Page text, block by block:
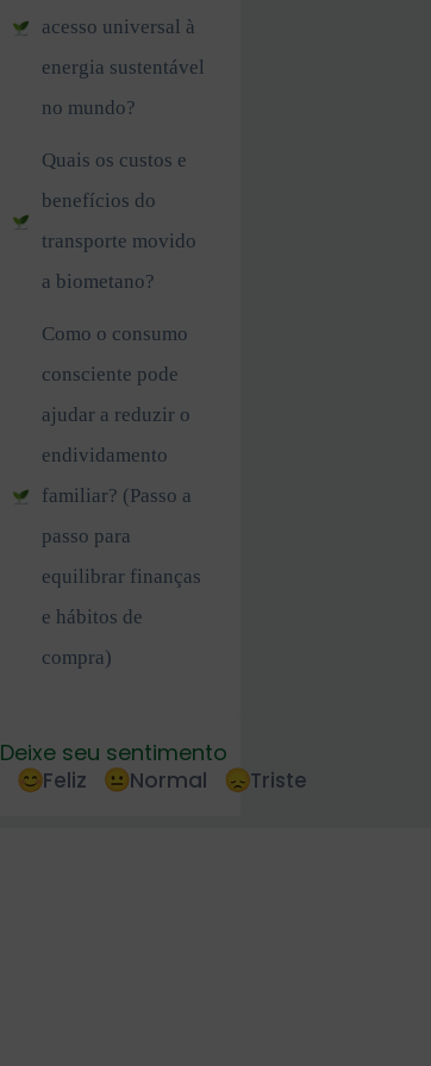
acesso universal à
energia sustentável
no mundo?
Quais os custos e
benefícios do
transporte movido
a biometano?
Como o consumo
consciente pode
ajudar a reduzir o
endividamento
familiar? (Passo a
passo para
equilibrar finanças
e hábitos de
compra)
Deixe seu sentimento
Feliz Normal Triste